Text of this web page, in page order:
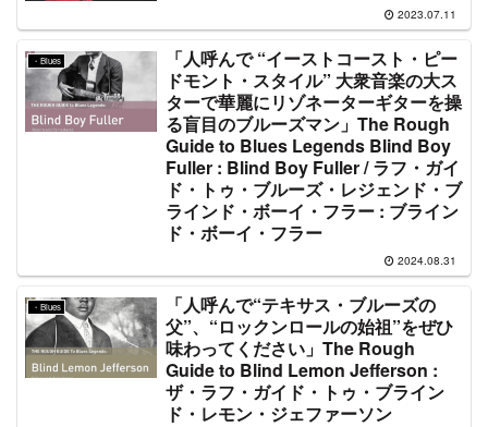
2023.07.11
・Blues
「人呼んで “イーストコースト・ピー
ドモント・スタイル” 大衆音楽の大ス
ターで華麗にリゾネーターギターを操
る盲目のブルーズマン」The Rough
Guide to Blues Legends Blind Boy
Fuller : Blind Boy Fuller / ラフ・ガイ
ド・トゥ・ブルーズ・レジェンド・ブ
ラインド・ボーイ・フラー : ブライン
ド・ボーイ・フラー
2024.08.31
・Blues
「人呼んで“テキサス・ブルーズの
父”、“ロックンロールの始祖”をぜひ
味わってください」The Rough
Guide to Blind Lemon Jefferson :
ザ・ラフ・ガイド・トゥ・ブライン
ド・レモン・ジェファーソン